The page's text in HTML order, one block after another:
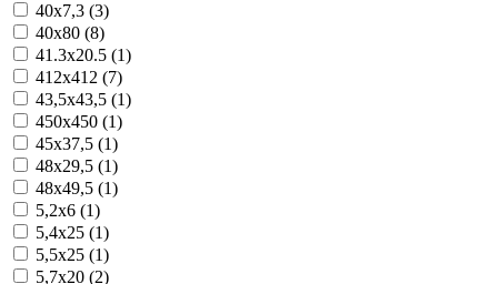
40x7,3 (3)
40x80 (8)
41.3x20.5 (1)
412x412 (7)
43,5x43,5 (1)
450x450 (1)
45x37,5 (1)
48x29,5 (1)
48x49,5 (1)
5,2x6 (1)
5,4x25 (1)
5,5x25 (1)
5,7x20 (2)